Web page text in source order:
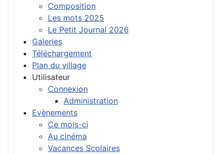
Composition
Les mots 2025
Le Petit Journal 2026
Galeries
Téléchargement
Plan du village
Utilisateur
Connexion
Administration
Evènements
Ce mois-ci
Au cinéma
Vacances Scolaires